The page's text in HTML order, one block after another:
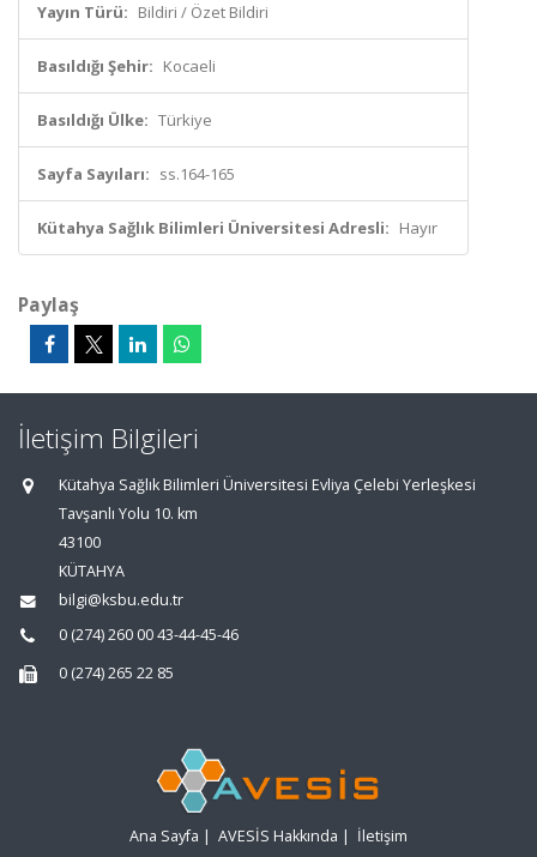
Yayın Türü: Bildiri / Özet Bildiri
Basıldığı Şehir: Kocaeli
Basıldığı Ülke: Türkiye
Sayfa Sayıları: ss.164-165
Kütahya Sağlık Bilimleri Üniversitesi Adresli: Hayır
Paylaş
İletişim Bilgileri
Kütahya Sağlık Bilimleri Üniversitesi Evliya Çelebi Yerleşkesi
Tavşanlı Yolu 10. km
43100
KÜTAHYA
bilgi@ksbu.edu.tr
0 (274) 260 00 43-44-45-46
0 (274) 265 22 85
Ana Sayfa | AVESİS Hakkında | İletişim